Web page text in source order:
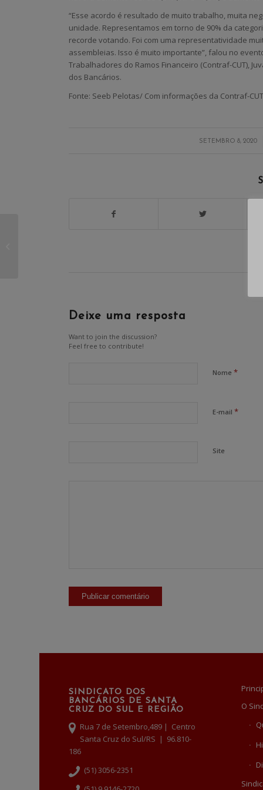
“Esse acordo é resultado de muito trabalho, muita
unidade. Representamos em torno de 90% da
recorde votando. Foi com uma representatividade
assembleias. Isso é muito importante”, falou no
Trabalhadores do Ramos Financeiro (Contraf-CUT),
dos Bancários.
Fonte: Seeb Pelotas/ Com informações da Contraf-CUT
SETEMBRO 8, 2020
/
Deixe uma resposta
Want to join the discussion?
Feel free to contribute!
Nome*
E-mail*
Site
SINDICATO DOS
BANCÁRIOS DE SANTA
CRUZ DO SUL E REGIÃO
Rua 7 de Setembro,489 | Centro
Santa Cruz do Sul/RS | 96.810-
186
(51) 3056-2351
O